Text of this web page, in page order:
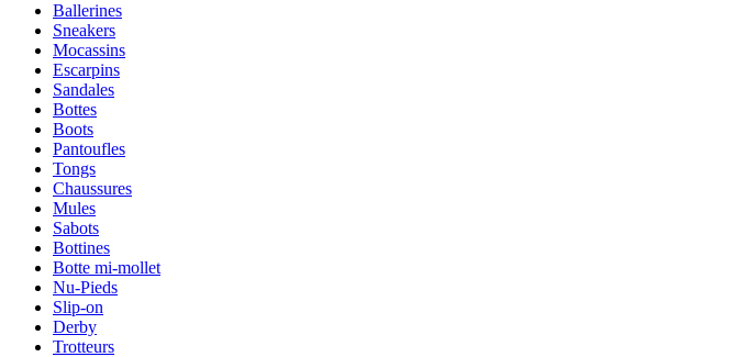
Ballerines
Sneakers
Mocassins
Escarpins
Sandales
Bottes
Boots
Pantoufles
Tongs
Chaussures
Mules
Sabots
Bottines
Botte mi-mollet
Nu-Pieds
Slip-on
Derby
Trotteurs